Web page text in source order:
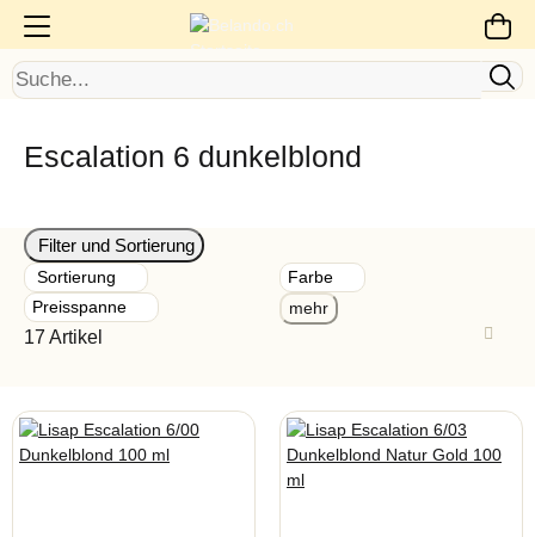
Escalation 6 dunkelblond
Filter und Sortierung
Sortierung
Farbe
Preisspanne
mehr
17 Artikel